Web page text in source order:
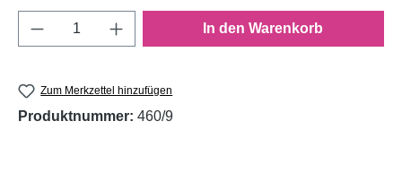
Produkt Anzahl: Gib den gewünschten
In den Warenkorb
Zum Merkzettel hinzufügen
Produktnummer: 460/9